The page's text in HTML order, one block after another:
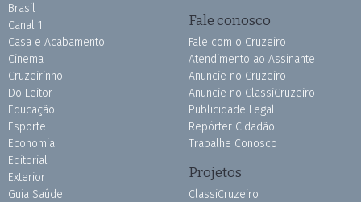
Brasil
Canal 1
Casa e Acabamento
Cinema
Cruzeirinho
Do Leitor
Educação
Esporte
Economia
Editorial
Exterior
Guia Saúde
Fale conosco
Fale com o Cruzeiro
Atendimento ao Assinante
Anuncie no Cruzeiro
Anuncie no ClassiCruzeiro
Publicidade Legal
Repórter Cidadão
Trabalhe Conosco
Projetos
ClassiCruzeiro